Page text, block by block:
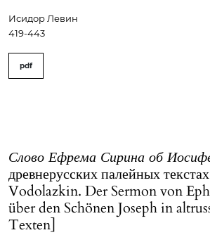
Исидор Левин
419-443
pdf
Слово Ефрема Сирина об
древнерусских палейных
Vodolazkin. Der Sermon von
über den Schönen Joseph in
Texten]